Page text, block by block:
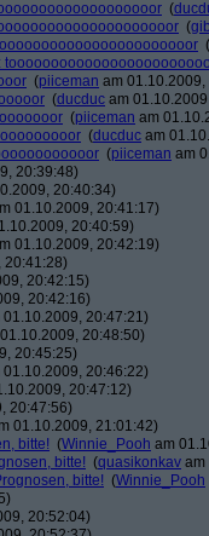
(
(
(
(piiceman am
(ducduc am
(piiceman am
(ducduc am
(piiceman am
20:39:48)
20:40:34)
01.10.2009, 20:41:17)
20:40:59)
01.10.2009, 20:42:19)
20:41:28)
20:42:15)
20:42:16)
01.10.2009, 20:47:21)
20:48:50)
20:45:25)
01.10.2009, 20:46:22)
20:47:12)
20:47:56)
01.10.2009, 21:01:42)
bitte! (Winnie_Pooh am
bitte! (quasikonkav am
bitte! (Winnie_Pooh
20:52:04)